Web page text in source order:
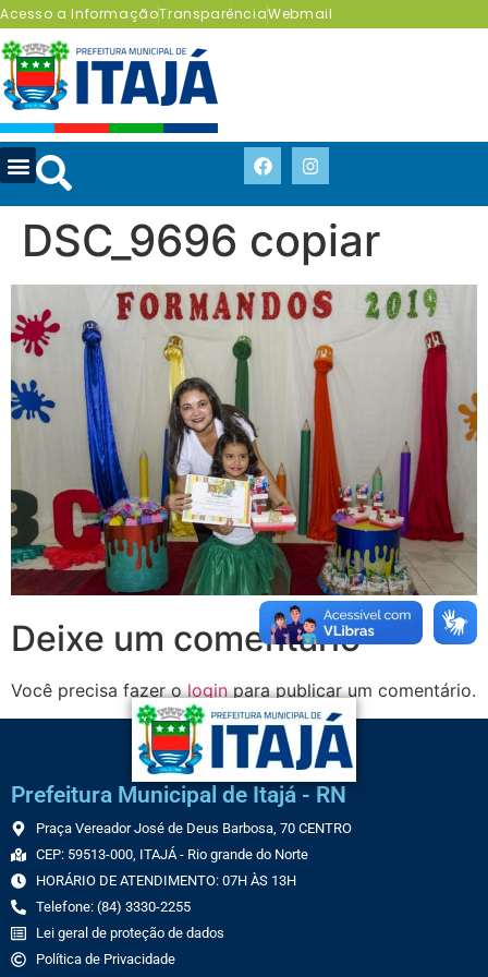
Acesso a InformaçãoTransparênciaWebmail
DSC_9696 copiar
Deixe um comentário
Você precisa fazer ologinpara publicar um comentário.
Prefeitura Municipal de Itajá - RN
Praça Vereador José de Deus Barbosa, 70 CENTRO
CEP: 59513-000, ITAJÁ - Rio grande do Norte
HORÁRIO DE ATENDIMENTO: 07H ÀS 13H
Telefone: (84) 3330-2255
Lei geral de proteção de dados
Política de Privacidade